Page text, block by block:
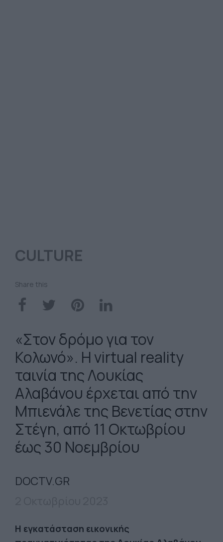
CULTURE
Share this
«Στον δρόμο για τον
Κολωνό». Η virtual reality
ταινία της Λουκίας
Αλαβάνου έρχεται από την
Μπιενάλε της Βενετίας στην
Στέγη, από 11 Οκτωβρίου
έως 30 Νοεμβρίου
DOCTV.GR
Η εγκατάσταση εικονικής